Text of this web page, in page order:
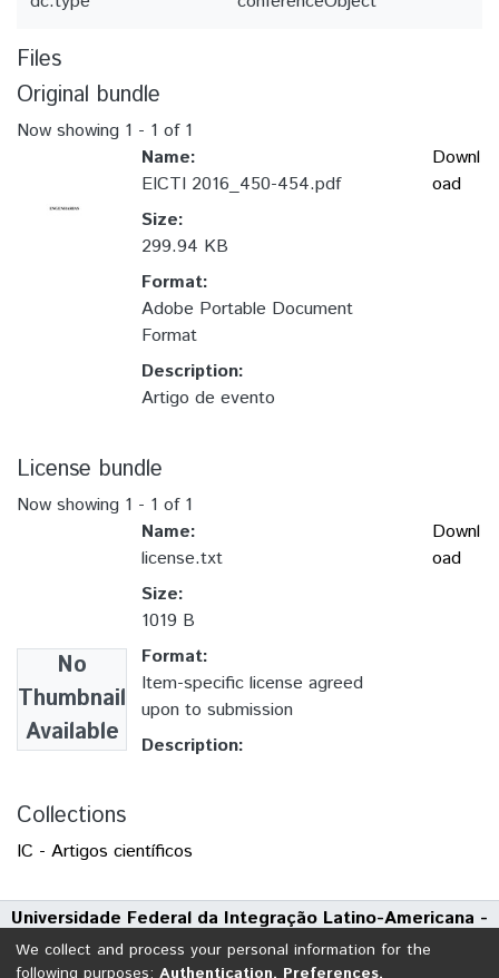
Files
Original bundle
Now showing 1 - 1 of 1
Name:
EICTI 2016_450-454.pdf
Size:
299.94 KB
Format:
Adobe Portable Document
Format
Description:
Artigo de evento
Downl
oad
License bundle
Now showing 1 - 1 of 1
No
Thumbnail
Available
Name:
license.txt
Size:
1019 B
Format:
Item-specific license agreed
upon to submission
Description:
Downl
oad
Collections
IC - Artigos científicos
Universidade Federal da Integração Latino-Americana -
UNILA
Avenida Tarquínio Joslin dos Santos, 1000 - Polo Universitário
We collect and process your personal information for the
following purposes: Authentication, Preferences,